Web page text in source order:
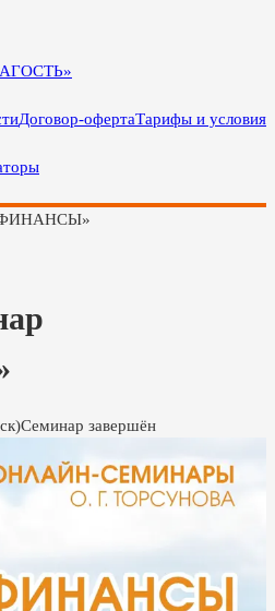
Договор-офертаТарифы и условия
Семинар завершён